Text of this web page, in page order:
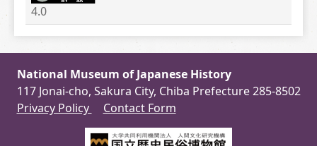
4.0
National Museum of Japanese History
117 Jonai-cho, Sakura City, Chiba Prefecture 285-8502
Privacy Policy
Contact Form